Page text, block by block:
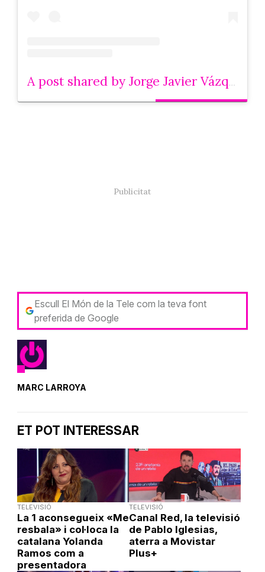
A post shared by Jorge Javier Vázquez (@jorgejaviervazquez)
Escull El Món de la Tele com la teva font
preferida de Google
MARC LARROYA
ET POT INTERESSAR
TELEVISIÓ
La 1 aconsegueix «Me
resbala» i col·loca la
catalana Yolanda
Ramos com a
presentadora
TELEVISIÓ
Canal Red, la televisió
de Pablo Iglesias,
aterra a Movistar
Plus+